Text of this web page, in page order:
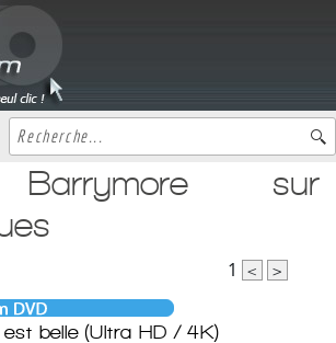
sur
1 < >
est belle (Ultra HD / 4K)